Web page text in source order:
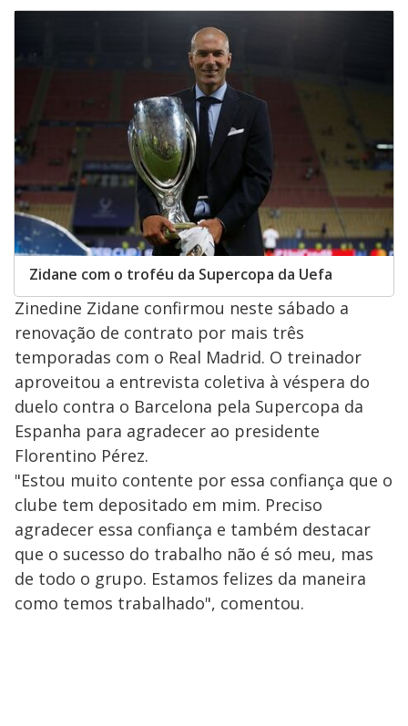
Zidane com o troféu da Supercopa da Uefa
Zinedine Zidane confirmou neste sábado a
renovação de contrato por mais três
temporadas com o Real Madrid. O treinador
aproveitou a entrevista coletiva à véspera do
duelo contra o Barcelona pela Supercopa da
Espanha para agradecer ao presidente
Florentino Pérez.
"Estou muito contente por essa confiança que o
clube tem depositado em mim. Preciso
agradecer essa confiança e também destacar
que o sucesso do trabalho não é só meu, mas
de todo o grupo. Estamos felizes da maneira
como temos trabalhado", comentou.